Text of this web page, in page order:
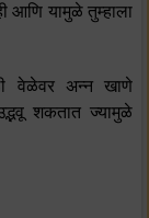
आणि यामुळे तुम्हाला
वेळेवर अन्न खाणे
शकतात ज्यामुळे